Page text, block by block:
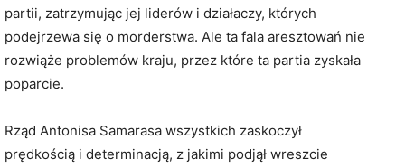
partii, zatrzymując jej liderów i działaczy, których
podejrzewa się o morderstwa. Ale ta fala aresztowań nie
rozwiąże problemów kraju, przez które ta partia zyskała
poparcie.
Rząd Antonisa Samarasa wszystkich zaskoczył
prędkością i determinacją, z jakimi podjął wreszcie